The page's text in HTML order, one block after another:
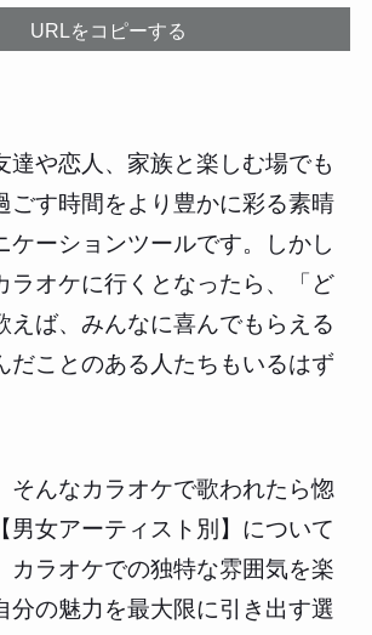
URLをコピーする
達や恋人、家族と楽しむ場でも
ごす時間をより豊かに彩る素晴
ケーションツールです。しかし
ラオケに行くとなったら、「ど
えば、みんなに喜んでもらえる
だことのある人たちもいるはず
そんなカラオケで歌われたら惚
男女アーティスト別】について
カラオケでの独特な雰囲気を楽
分の魅力を最大限に引き出す選